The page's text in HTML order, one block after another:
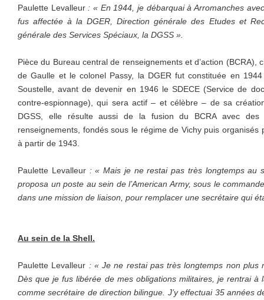
Paulette Levalleur: « En 1944, je débarquai à Arromanches
fus affectée à la DGER, Direction générale des Etudes et
générale des Services Spéciaux, la DGSS ».
Pièce du Bureau central de renseignements et d’action (BCRA),
de Gaulle et le colonel Passy, la DGER fut constituée en
Soustelle, avant de devenir en 1946 le SDECE (Service de
contre-espionnage), qui sera actif – et célèbre – de sa
DGSS, elle résulte aussi de la fusion du BCRA avec des
renseignements, fondés sous le régime de Vichy puis organisés
à partir de 1943.
Paulette Levalleur: « Mais je ne restai pas très longtemps au
proposa un poste au sein de l’American Army, sous le
dans une mission de liaison, pour remplacer une secrétaire qui
Au sein de la Shell.
Paulette Levalleur : « Je ne restai pas très longtemps non plus
Dès que je fus libérée de mes obligations militaires, je rentrai à
comme secrétaire de direction bilingue. J’y effectuai 35 années